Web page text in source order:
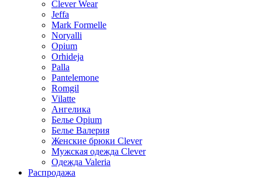
Clever Wear
Jeffa
Mark Formelle
Noryalli
Opium
Orhideja
Palla
Pantelemone
Romgil
Vilatte
Ангелика
Белье Opium
Белье Валерия
Женские брюки Clever
Мужская одежда Clever
Одежда Valeria
Распродажа